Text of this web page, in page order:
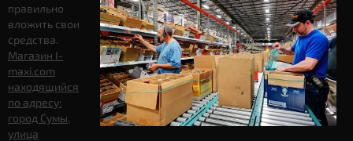
правильно
вложить свои
средства.
Магазин I-
maxi.com
находящийся
по адресу:
город Сумы,
улица